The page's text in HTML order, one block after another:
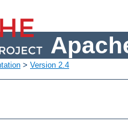
> Version 2.4